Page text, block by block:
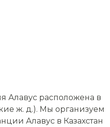
Алавус расположена в
ж. д.). Мы организуем
Алавус в Казахстан